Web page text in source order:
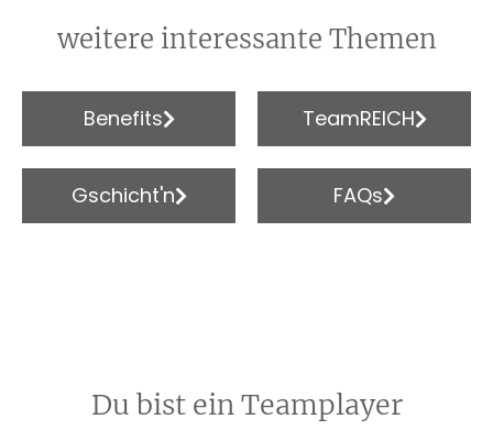
weitere interessante Themen
Benefits TeamREICH
Gschicht'n FAQs
Du bist ein Teamplayer